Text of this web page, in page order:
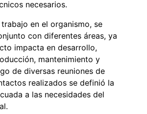
necesarios.
en el organismo, se
con diferentes áreas, ya
impacta en desarrollo,
mantenimiento y
de diversas reuniones de
realizados se definió la
a las necesidades del